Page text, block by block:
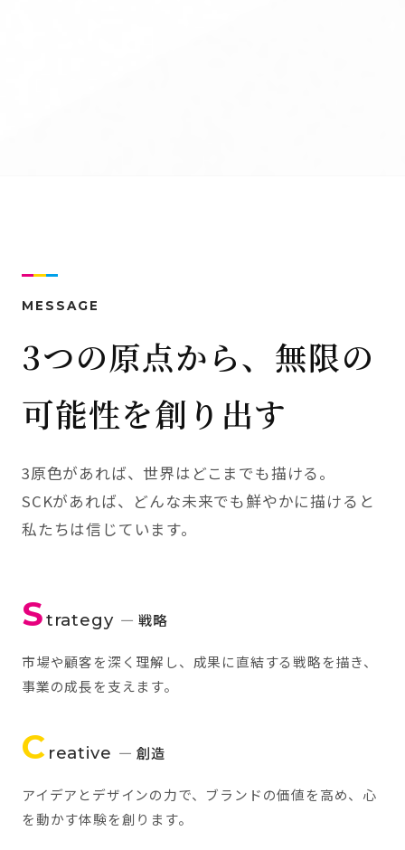
MESSAGE
3つの原点から、無限の
可能性を創り出す
3原色があれば、世界はどこまでも描ける。
SCKがあれば、どんな未来でも鮮やかに描けると
私たちは信じています。
Strategy — 戦略
市場や顧客を深く理解し、成果に直結する戦略を描き、
事業の成長を支えます。
C reative — 創造
アイデアとデザインの力で、ブランドの価値を高め、心
を動かす体験を創ります。